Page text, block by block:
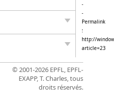
-
-
Permalink
:
http://
article=23
© 2001-2026 EPFL, EPFL-
EXAPP, T. Charles, tous
droits réservés.